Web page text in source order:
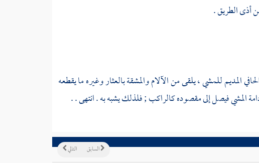
أذى الطريق .
المديم للمشي ، يلقى من الآلام والمشقة بالعثار وغيره ما يقطعه
المشي فيصل إلى مقصوده كالراكب ; فلذلك يشبه به . انتهى . .
التالي السابق